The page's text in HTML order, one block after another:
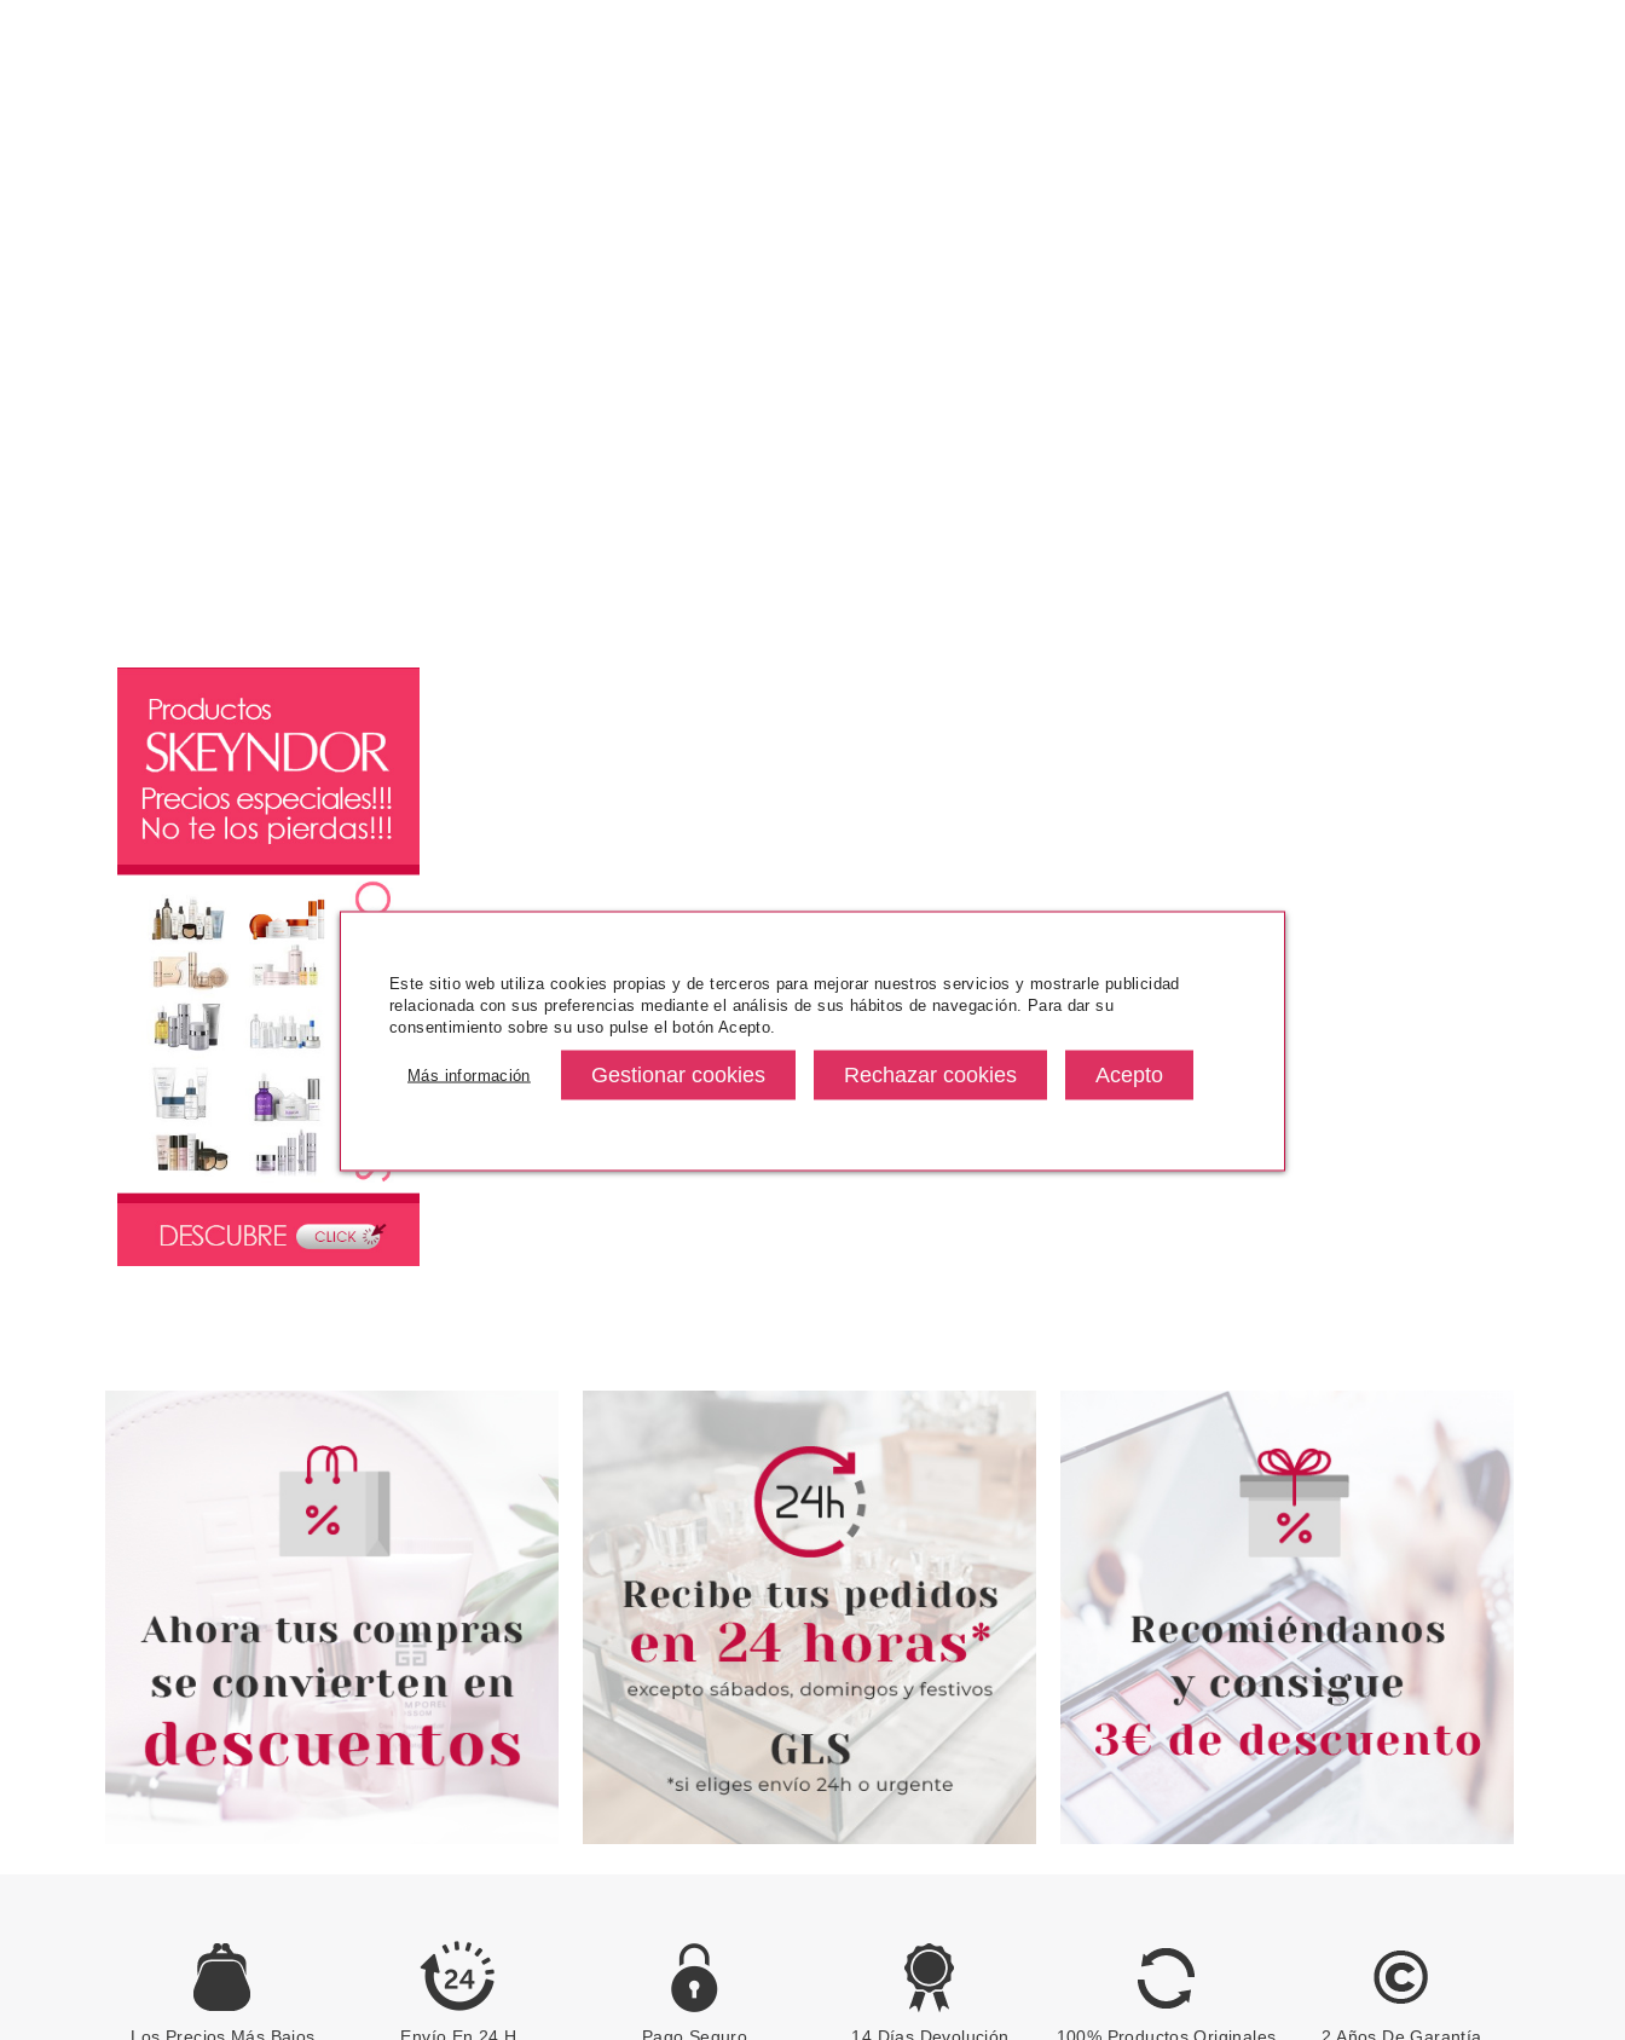
Los Precios Más Bajos Envío En 24 H Pago Seguro 14 Días Devolución 100% Productos Originales 2 Años De Garantía
Este sitio web utiliza cookies propias y de terceros para mejorar nuestros servicios y mostrarle publicidad
relacionada con sus preferencias mediante el análisis de sus hábitos de navegación. Para dar su
consentimiento sobre su uso pulse el botón Acepto.
Más información